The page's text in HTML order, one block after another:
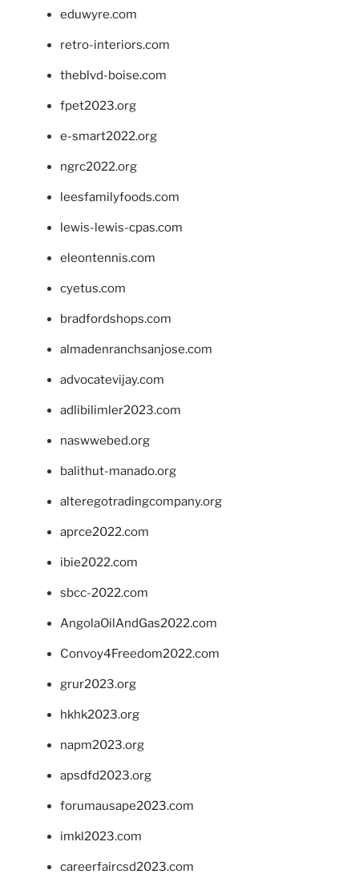
eduwyre.com
retro-interiors.com
theblvd-boise.com
fpet2023.org
e-smart2022.org
ngrc2022.org
leesfamilyfoods.com
lewis-lewis-cpas.com
eleontennis.com
cyetus.com
bradfordshops.com
almadenranchsanjose.com
advocatevijay.com
adlibilimler2023.com
naswwebed.org
balithut-manado.org
alteregotradingcompany.org
aprce2022.com
ibie2022.com
sbcc-2022.com
AngolaOilAndGas2022.com
Convoy4Freedom2022.com
grur2023.org
hkhk2023.org
napm2023.org
apsdfd2023.org
forumausape2023.com
imkl2023.com
careerfaircsd2023.com